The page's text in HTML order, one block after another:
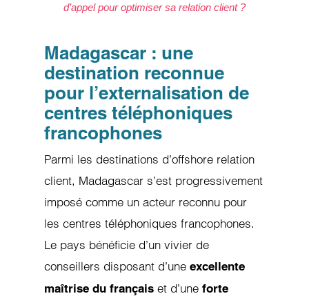
d’appel pour optimiser sa relation client ?
Madagascar : une
destination reconnue
pour l’externalisation de
centres téléphoniques
francophones
Parmi les destinations d’offshore relation
client, Madagascar s’est progressivement
imposé comme un acteur reconnu pour
les centres téléphoniques francophones.
Le pays bénéficie d’un vivier de
conseillers disposant d’uneexcellente
maîtrise du français et d’uneforte